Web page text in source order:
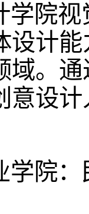
学院
设计
域。
意设
学院